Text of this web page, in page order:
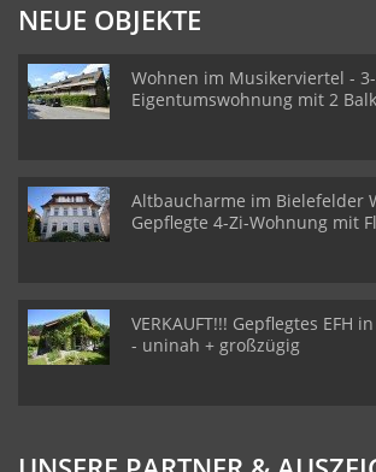
NEUE OBJEKTE
Wohnen im Musikerviertel -
Eigentumswohnung mit 2
Altbaucharme im Bielefelder
Gepflegte 4-Zi-Wohnung mit
VERKAUFT!!! Gepflegtes EFH
- uninah + großzügig